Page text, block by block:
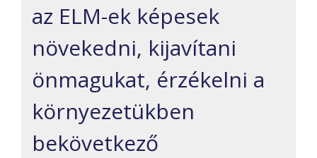
az ELM-ek képesek
növekedni, kijavítani
önmagukat, érzékelni a
környezetükben
bekövetkező